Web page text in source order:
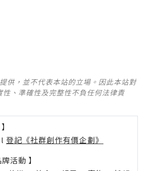
供，並不代表本站的立場。因此本站對
、準確性及完整性不負任何法律責
登記《社群創作有價企劃》
活動 】